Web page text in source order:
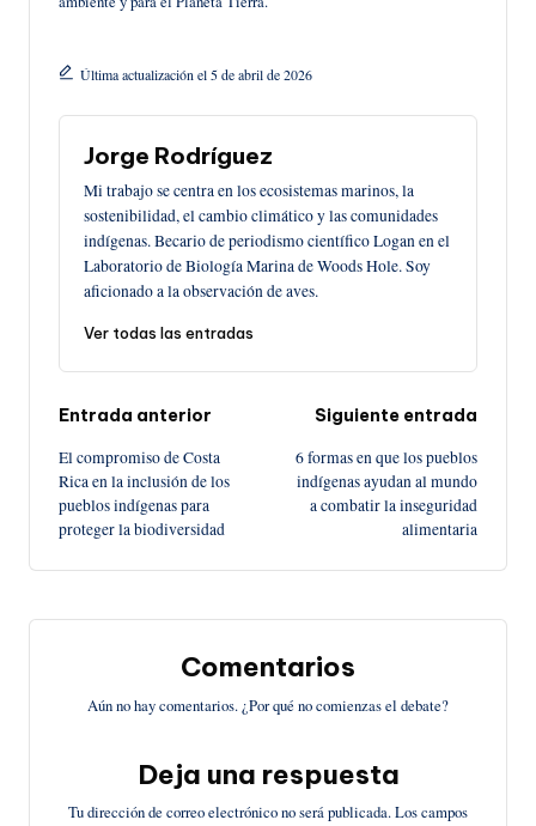
Última actualización el 5 de abril de 2026
Jorge Rodríguez
Mi trabajo se centra en los ecosistemas marinos, la
sostenibilidad, el cambio climático y las comunidades
indígenas. Becario de periodismo científico Logan en el
Laboratorio de Biología Marina de Woods Hole. Soy
aficionado a la observación de aves.
Ver todas las entradas
Navegación
de
entradas
Entrada anterior
El compromiso de Costa
Rica en la inclusión de los
pueblos indígenas para
proteger la biodiversidad
Siguiente entrada
6 formas en que los pueblos
indígenas ayudan al mundo
a combatir la inseguridad
alimentaria
Comentarios
Aún no hay comentarios. ¿Por qué no comienzas el debate?
Deja una respuesta
Tu dirección de correo electrónico no será publicada.Los campos